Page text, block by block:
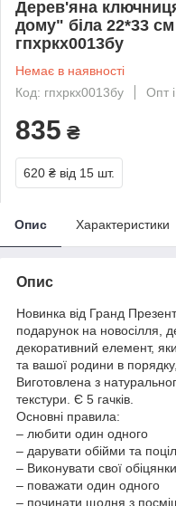
Дерев'яна
дому" біла 22*33
гпхркх0013бу
Немає в наявності
Код: гпхркх0013бу
Опт
835 ₴
620 ₴ від 15 шт.
Опис Характеристики
Опис
Новинка від Гранд
подарунок на новосілля,
декоративний елемент,
та вашої родини в
Виготовлена з
текстури. Є 5 гачків.
Основні правила:
– любити один одного
– дарувати обійми та
– Виконувати свої обіцянки
– поважати один одного
– починати щодня з